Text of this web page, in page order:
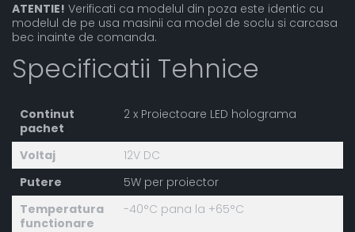
ATENTIE! Verificati ca modelul din poza este identic cu
modelul de pe usa masinii ca model de soclu si carcasa
bec inainte de comanda.
Specificatii Tehnice
Continut
pachet
2 x Proiectoare LED holograma
Voltaj
12V DC
Putere
5W per proiector
Temperatura
functionare
-40°C pana la +65°C